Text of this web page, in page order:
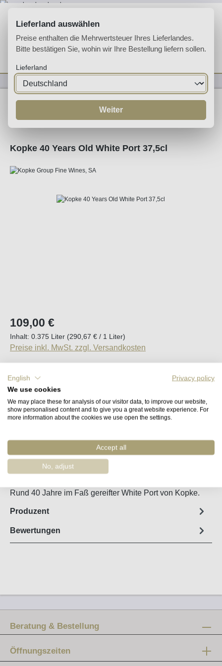
Du hast 0
Likörweine
Kopke 40 Years Old White Port 37,5cl
Bildergalerie überspringen
Regulärer Preis:
109,00 €
Inhalt: 0.375 Liter (290,67 € / 1 Liter)
Preise inkl. MwSt. zzgl. Versandkosten
Sofort verfügbar, Lieferzeit (DE): 2-5 Tage
Produkt Anzahl: Gib den gewünschten
In den Warenkorb
Merken
Steckbrief
Rund 40 Jahre im Faß gereifter White Port von Kopke.
Produzent
Bewertungen
Beratung & Bestellung
Öffnungszeiten
Lieferland auswählen
Preise enthalten die Mehrwertsteuer Ihres Lieferlandes.
Bitte bestätigen Sie, wohin wir Ihre Bestellung liefern sollen.
Lieferland
Weiter
English
Privacy policy
We use cookies
We may place these for analysis of our visitor data, to improve our website,
show personalised content and to give you a great website experience. For
more information about the cookies we use open the settings.
Accept all
No, adjust